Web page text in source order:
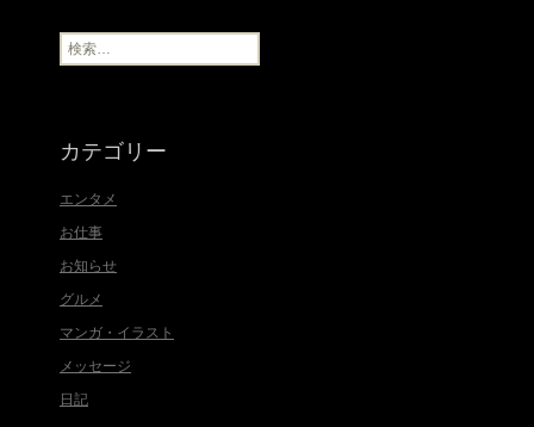
ブ
検
索
カテゴリー
エンタメ
お仕事
お知らせ
グルメ
マンガ・イラスト
メッセージ
日記